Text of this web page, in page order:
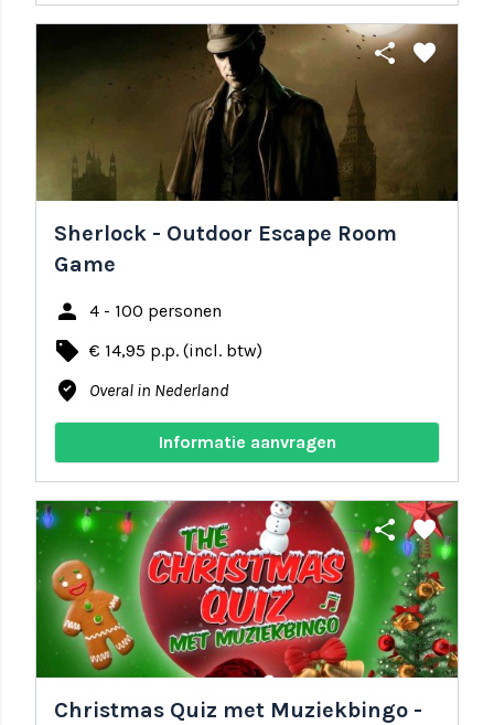
share favorite
Sherlock - Outdoor Escape Room
Game
person 4 - 100 personen
local_offer € 14,95 p.p. (incl. btw)
where_to_vote Overal in Nederland
Informatie aanvragen
share favorite
Christmas Quiz met Muziekbingo -